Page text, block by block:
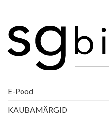
E-Pood
KAUBAMÄRGID